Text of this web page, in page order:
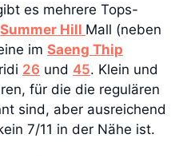
es mehrere Tops-
Summer Hill Mall (neben
im Saeng Thip
26 und 45. Klein und
für die die regulären
sind, aber ausreichend
7/11 in der Nähe ist.